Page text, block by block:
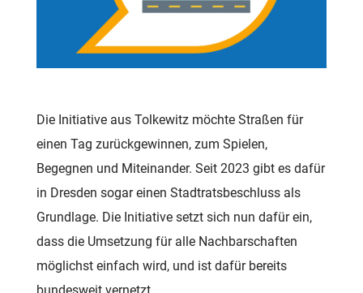
Die Initiative aus Tolkewitz möchte Straßen für
einen Tag zurückgewinnen, zum Spielen,
Begegnen und Miteinander. Seit 2023 gibt es dafür
in Dresden sogar einen Stadtratsbeschluss als
Grundlage. Die Initiative setzt sich nun dafür ein,
dass die Umsetzung für alle Nachbarschaften
möglichst einfach wird, und ist dafür bereits